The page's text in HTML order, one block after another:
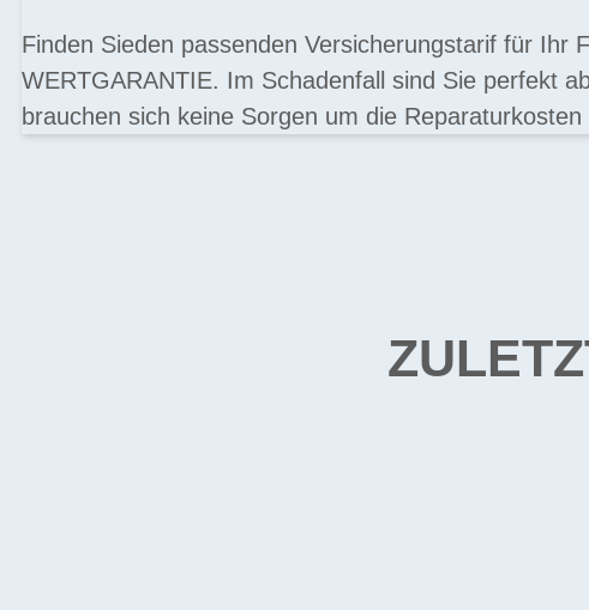
Finden Sieden passenden Versicherungstarif für Ihr
WERTGARANTIE. Im Schadenfall sind Sie perfekt
brauchen sich keine Sorgen um die Reparaturkosten